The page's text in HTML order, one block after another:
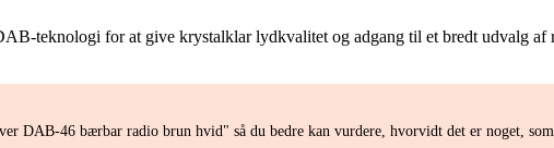
teknologi for at give krystalklar lydkvalitet og adgang til et bredt udvalg af
DAB-46 bærbar radio brun hvid" så du bedre kan vurdere, hvorvidt det er noget, som